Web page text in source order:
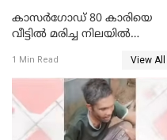
കാസർഗോഡ് 80 കാരിയെ
വീട്ടിൽ മരിച്ച നിലയിൽ
1 Min Read View All